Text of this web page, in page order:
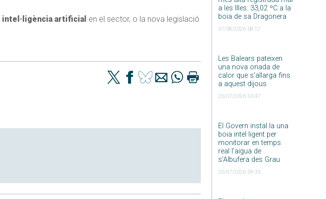
a les Illes: 33,02 ºC a la
boia de sa Dragonera
07/08/2026 08:12
Les Balears pateixen
una nova onada de
calor que s’allarga fins
a aquest dijous
20/07/2026 03:47
El Govern instal·la una
boia intel·ligent per
monitorar en temps
real l’aigua de
s’Albufera des Grau
20/07/2026 09:33
intel·ligència artificial en el sector, o la nova legislació